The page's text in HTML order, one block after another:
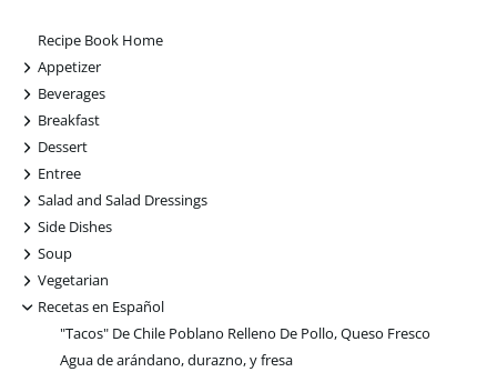
Recipe Book Home
+
Appetizer
+
Beverages
+
Breakfast
+
Dessert
+
Entree
+
Salad and Salad Dressings
+
Side Dishes
+
Soup
+
Vegetarian
-
Recetas en Español
"Tacos" De Chile Poblano Relleno De Pollo, Queso Fresco
Agua de arándano, durazno, y fresa